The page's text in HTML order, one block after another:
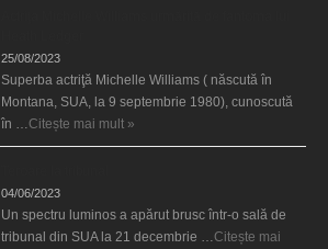
25/08/2023
Superba actriţă Michelle Williams ( născută în
Montana, SUA, la 9 septembrie 1980), cunoscută
în …Citește mai mult »
04/06/2023
Un spectru luminos a apărut brusc într-o sală de
tribunal din SUA la 21 decembrie …Citește mai